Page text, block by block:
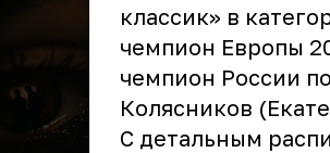
классик» в
чемпион Европы
чемпион России
Колясников
С детальным